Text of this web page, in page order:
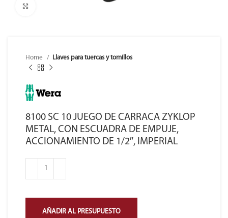
Home Llaves para tuercas y tornillos
8100 SC 10 JUEGO DE CARRACA ZYKLOP
METAL, CON ESCUADRA DE EMPUJE,
ACCIONAMIENTO DE 1/2″, IMPERIAL
AÑADIR AL PRESUPUESTO